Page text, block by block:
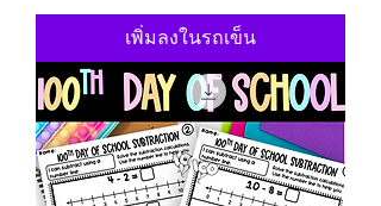
เพิ่มลงในรถเข็น